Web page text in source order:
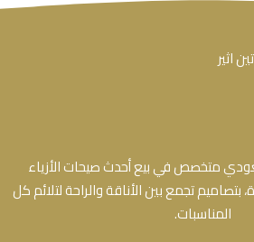
متخصص في بيع أحدث صيحات الأزياء
بتصاميم تجمع بين الأناقة والراحة لتلائم كل
المناسبات.